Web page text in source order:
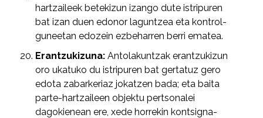
hartzaileek betekizun izango dute istripuren
bat izan duen edonor laguntzea eta kontrol-
guneetan edozein ezbeharren berri ematea.
Erantzukizuna: Antolakuntzak erantzukizun
oro ukatuko du istripuren bat gertatuz gero
edota zabarkeriaz jokatzen bada; eta baita
parte-hartzaileen objektu pertsonalei
dagokienean ere, xede horrekin kontsigna-